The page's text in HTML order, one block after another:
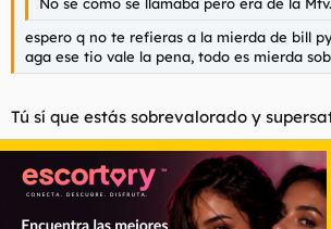
espero q no te refieras a la mierda de bill
aga ese tio vale la pena, todo es mierda
Tú sí que estás sobrevalorado y